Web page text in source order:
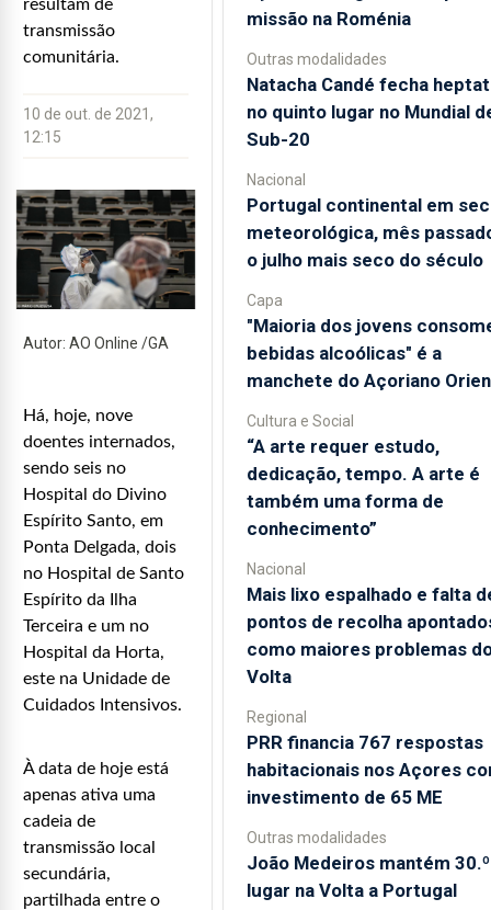
resultam de
transmissão
comunitária.
10 de out. de 2021,
12:15
Autor: AO Online /GA
Há, hoje, nove
doentes internados,
sendo seis no
Hospital do Divino
Espírito Santo, em
Ponta Delgada, dois
no Hospital de Santo
Espírito da Ilha
Terceira e um no
Hospital da Horta,
este na Unidade de
Cuidados Intensivos.
À data de hoje está
apenas ativa uma
cadeia de
transmissão local
secundária,
partilhada entre o
missão na Roménia
Outras modalidades
Natacha Candé fecha
no quinto lugar no Mundial
Sub-20
Nacional
Portugal continental em
meteorológica, mês
o julho mais seco do século
Capa
"Maioria dos jovens
bebidas alcoólicas" é a
manchete do Açoriano
Cultura e Social
“A arte requer estudo,
dedicação, tempo. A arte é
também uma forma de
conhecimento”
Nacional
Mais lixo espalhado e falta
pontos de recolha
como maiores problemas
Volta
Regional
PRR financia 767 respostas
habitacionais nos Açores
investimento de 65 ME
Outras modalidades
João Medeiros mantém 30.º
lugar na Volta a Portugal